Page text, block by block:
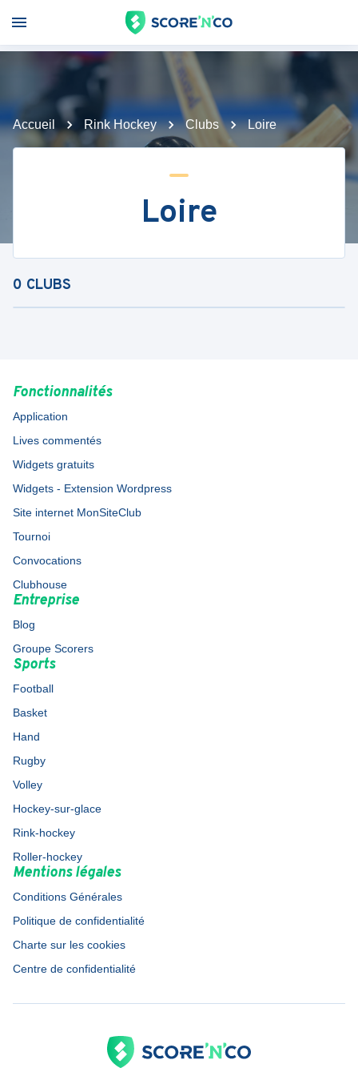
Accueil Rink Hockey Clubs Loire
Loire
0 CLUBS
Fonctionnalités
Application
Lives commentés
Widgets gratuits
Widgets - Extension Wordpress
Site internet MonSiteClub
Tournoi
Convocations
Clubhouse
Entreprise
Blog
Groupe Scorers
Sports
Football
Basket
Hand
Rugby
Volley
Hockey-sur-glace
Rink-hockey
Roller-hockey
Mentions légales
Conditions Générales
Politique de confidentialité
Charte sur les cookies
Centre de confidentialité